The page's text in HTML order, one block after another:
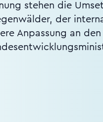
stehen die
der
Anpassung an